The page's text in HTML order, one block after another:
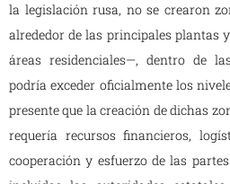
la legislación rusa, no se crearon
alrededor de las principales plantas
áreas residenciales—, dentro de
podría exceder oficialmente los
presente que la creación de dichas
requería recursos financieros,
cooperación y esfuerzo de las